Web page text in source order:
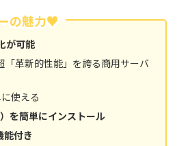
の魅力♥
が可能
「革新的性能」を誇る商用サーバ
使える
を簡単にインストール
能付き